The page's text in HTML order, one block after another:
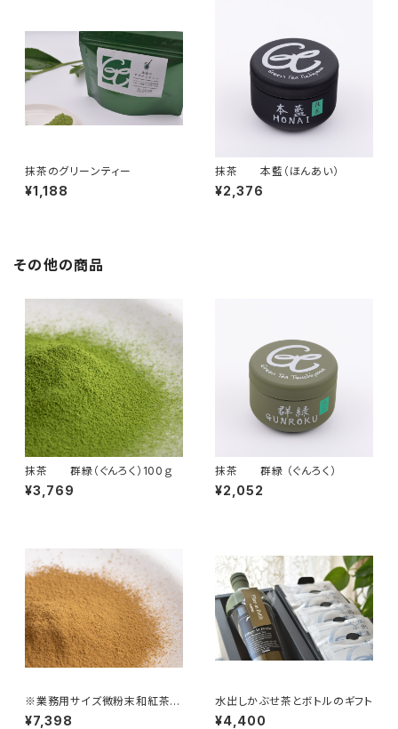
抹茶のグリーンティー
¥1,188
抹茶 本藍（ほんあい）
¥2,376
その他の商品
抹茶 群緑（ぐんろく）100ｇ
¥3,769
抹茶 群緑 （ぐんろく）
¥2,052
※業務用サイズ微粉末和紅茶5
00ｇ
¥7,398
水出しかぶせ茶とボトルのギフト
¥4,400